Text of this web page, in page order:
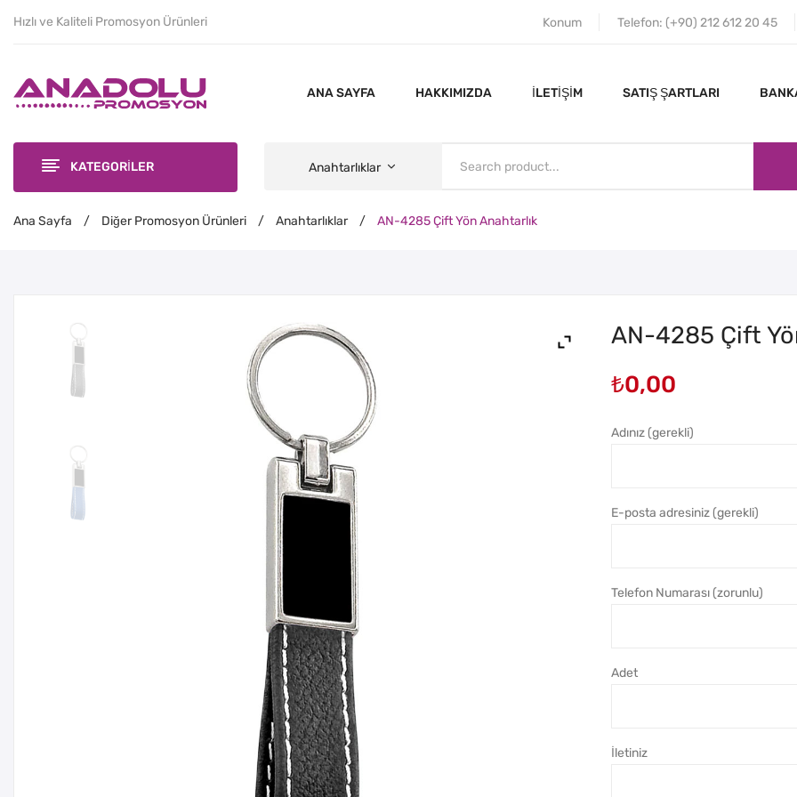
Hızlı ve Kaliteli Promosyon Ürünleri Konum Telefon: (+90) 212 612 20 45
ANA SAYFA HAKKIMIZDA İLETIŞIM SATIŞ ŞARTLARI
KATEGORİLER Anahtarlıklar
Ana Sayfa / Diğer Promosyon Ürünleri / Anahtarlıklar / AN-4285 Çift Yön Anahtarlık
AN-4285 Çift
₺0,00
Adınız (gerekli)
E-posta adresiniz (gerekli)
Telefon Numarası (zorunlu)
Adet
İletiniz